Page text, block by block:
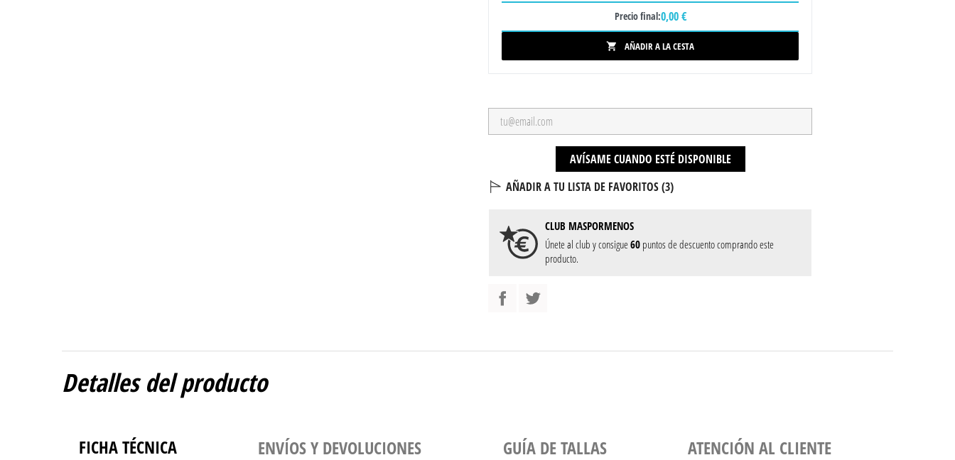
Precio final:0,00 €
 AÑADIR A LA CESTA
AVÍSAME CUANDO ESTÉ DISPONIBLE
AÑADIR A TU LISTA DE FAVORITOS (3)
CLUB MASPORMENOS
Únete al club y consigue60puntos de descuento comprando este
producto.
Detalles del producto
FICHA TÉCNICA ENVÍOS Y DEVOLUCIONES GUÍA DE TALLAS ATENCIÓN AL CLIENTE